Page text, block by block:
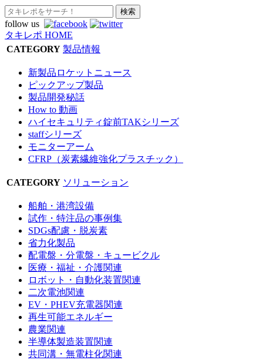
follow us
タキレポ HOME
CATEGORY 製品情報
新製品ロケットニュース
ピックアップ製品
製品開発秘話
How to 動画
ハイセキュリティ錠前TAKシリーズ
staffシリーズ
モニターアーム
CFRP（炭素繊維強化プラスチック）
CATEGORY ソリューション
船舶・港湾設備
試作・特注品の事例集
SDGs配慮・脱炭素
省力化製品
配電盤・分電盤・キュービクル
医療・福祉・介護関連
ロボット・自動化装置関連
二次電池関連
EV・PHEV充電器関連
再生可能エネルギー
農業関連
半導体製造装置関連
共同溝・無電柱化関連